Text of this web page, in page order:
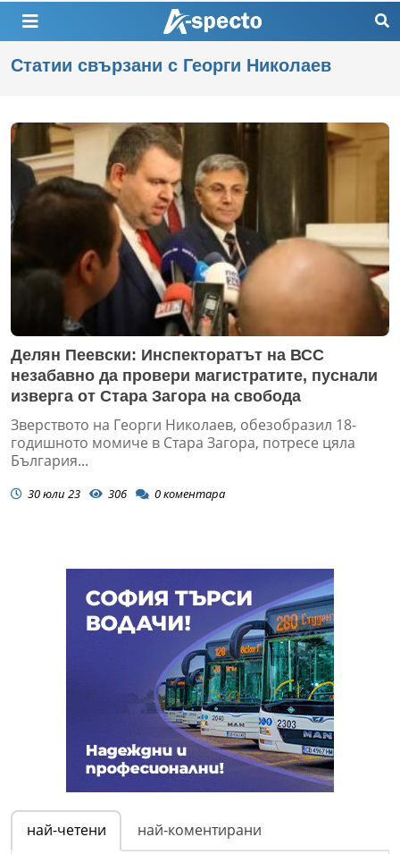
Статии свързани с Георги Николаев
Делян Пеевски: Инспекторатът на ВСС
незабавно да провери магистратите, пуснали
изверга от Стара Загора на свобода
Зверството на Георги Николаев, обезобразил 18-
годишното момиче в Стара Загора, потресе цяла
България...
30 юли 23 306 0коментара
най-четени най-коментирани